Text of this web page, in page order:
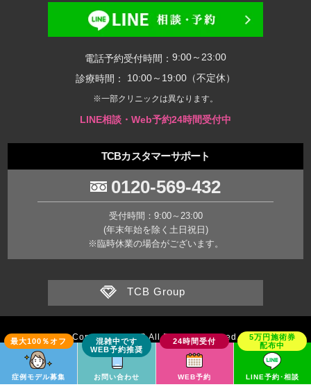
電話予約受付時間： 9:00～23:00
診療時間：
10:00～19:00（不定休）
※一部クリニックは異なります。
LINE相談・Web予約24時間受付中
TCBカスタマーサポート
0120-569-432
受付時間：9:00～23:00
(年末年始を除く土日祝日)
※臨時休業の場合がございます。
TCB Group
症例モデル募集 お問い合わせ WEB予約 LINE予約･相談
Copyright © TCB All Rights Reserved.